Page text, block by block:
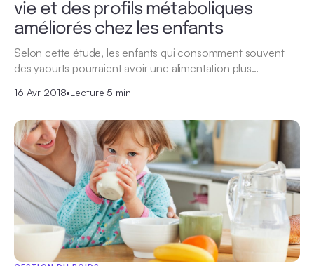
vie et des profils métaboliques
améliorés chez les enfants
Selon cette étude, les enfants qui consomment souvent
des yaourts pourraient avoir une alimentation plus…
16 Avr 2018•Lecture 5 min